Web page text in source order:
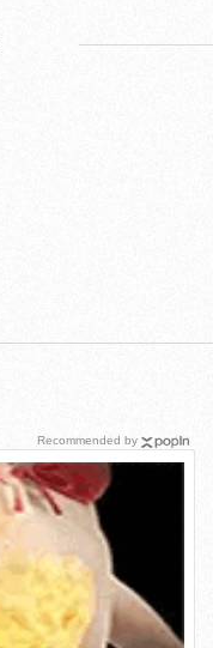
Recommended by